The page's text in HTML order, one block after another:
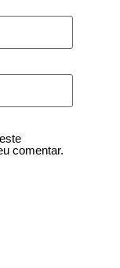
comentar.